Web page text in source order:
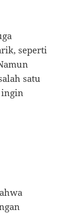
seperti
satu